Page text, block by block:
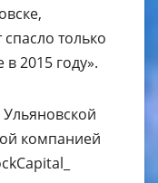
спасло только
2015 году».
компанией